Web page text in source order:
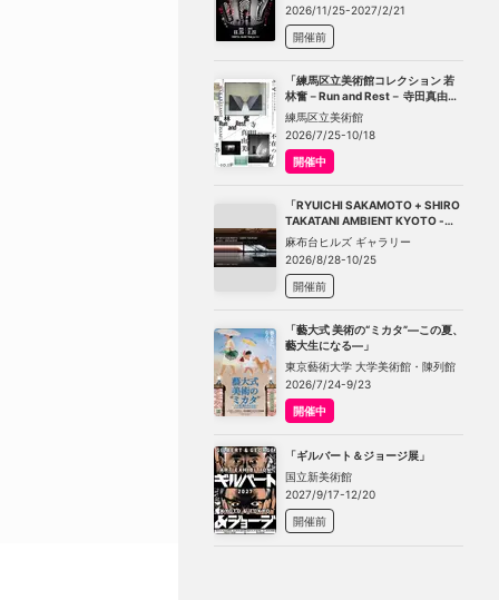
2026/11/25-2027/2/21
開催前
「練馬区立美術館コレクション 若
林奮－Run and Rest－ 寺田真由美
－不在の存在－」
練馬区立美術館
2026/7/25-10/18
開催中
「RYUICHI SAKAMOTO + SHIRO
TAKATANI AMBIENT KYOTO -
TOKYO」
麻布台ヒルズ ギャラリー
2026/8/28-10/25
開催前
「藝大式 美術の“ミカタ”―この夏、
藝大生になる―」
東京藝術大学 大学美術館・陳列館
2026/7/24-9/23
開催中
「ギルバート＆ジョージ展」
国立新美術館
2027/9/17-12/20
開催前